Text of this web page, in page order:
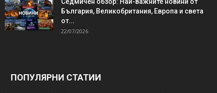
България, Великобритания, Европа и света
от...
22/07/2026
ПОПУЛЯРНИ СТАТИИ